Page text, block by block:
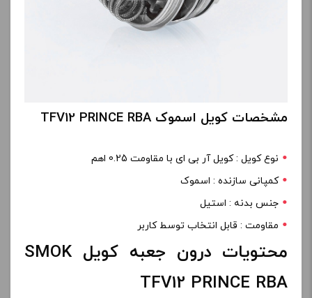
مشخصات کویل اسموک TFV12 PRINCE RBA
نوع کویل : کویل آر بی ای با مقاومت 0.25 اهم
کمپانی سازنده : اسموک
جنس بدنه : استیل
مقاومت : قابل انتخاب توسط کاربر
محتویات درون جعبه کویل SMOK
TFV12 PRINCE RBA